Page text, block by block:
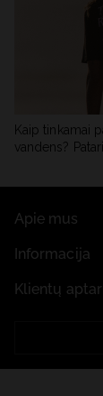
Kaip tinkamai
vandens?
Apie mus
Informacija
Klientų